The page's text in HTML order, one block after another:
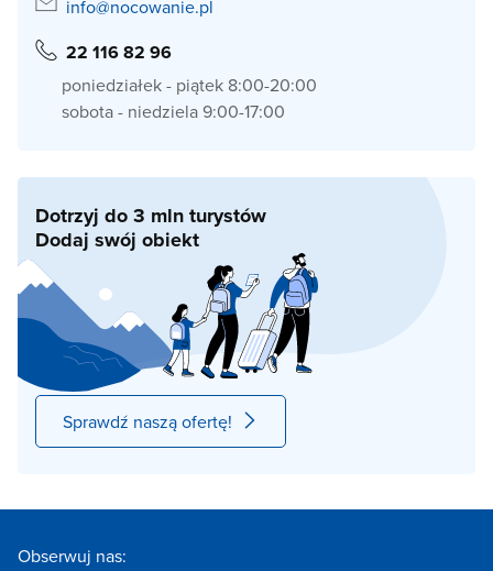
info@nocowanie.pl
22 116 82 96
poniedziałek - piątek 8:00-20:00
sobota - niedziela 9:00-17:00
Dotrzyj do 3 mln turystów
Dodaj swój obiekt
Sprawdź naszą ofertę!
Obserwuj nas: